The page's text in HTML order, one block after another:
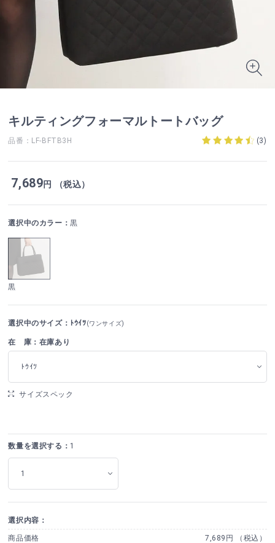
キルティングフォーマルトートバッグ
品番：LF-BFTB3H (3)
7,689円 （税込）
選択中のカラー：黒
黒
選択中のサイズ：ﾄｳｲﾂ(ワンサイズ)
在 庫：在庫あり
ﾄｳｲﾂ
サイズスペック
数量を選択する： 1
選択内容：
商品価格 7,689円 （税込）